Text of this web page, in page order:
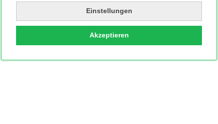
Einstellungen
Akzeptieren